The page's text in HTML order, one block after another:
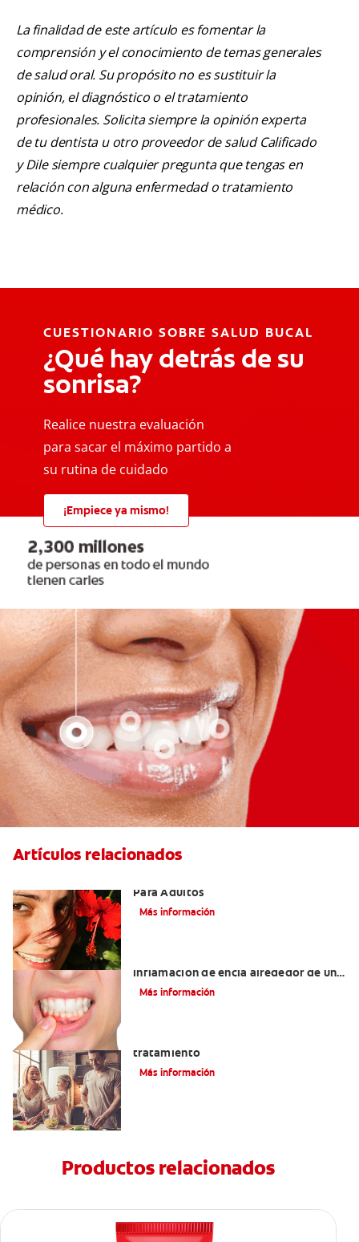
La finalidad de este artículo es fomentar la
comprensión y el conocimiento de temas generales
de salud oral. Su propósito no es sustituir la
opinión, el diagnóstico o el tratamiento
profesionales. Solicita siempre la opinión experta
de tu dentista u otro proveedor de salud Calificado
y Dile siempre cualquier pregunta que tengas en
relación con alguna enfermedad o tratamiento
médico.
CUESTIONARIO SOBRE SALUD BUCAL
¿Qué hay detrás de su
sonrisa?
Realice nuestra evaluación
para sacar el máximo partido a
su rutina de cuidado
¡Empiece ya mismo!
Artículos relacionados
Para Adultos
Más información
inflamación de encía alrededor de un
diente?
Más información
tratamiento
Más información
Productos relacionados